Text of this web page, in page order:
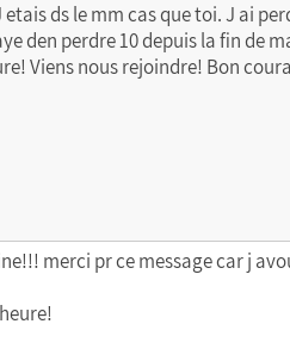
ds le mm cas que toi. J ai
den perdre 10 depuis la fin de
Viens nous rejoindre! Bon
merci pr ce message car j